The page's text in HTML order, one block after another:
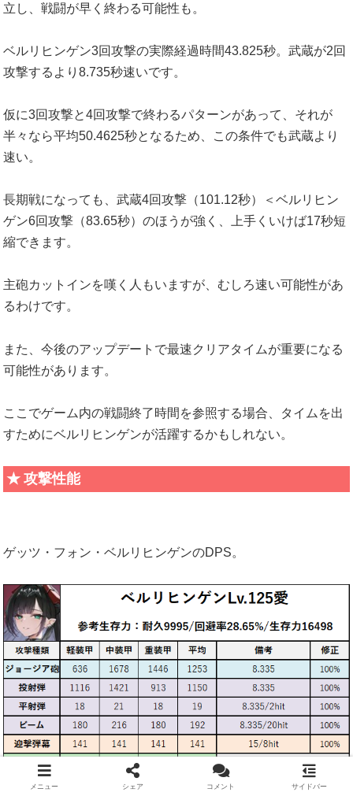
立し、戦闘が早く終わる可能性も。
ベルリヒンゲン3回攻撃の実際経過時間43.825秒。武蔵が2回
攻撃するより8.735秒速いです。
仮に3回攻撃と4回攻撃で終わるパターンがあって、それが
半々なら平均50.4625秒となるため、この条件でも武蔵より
速い。
長期戦になっても、武蔵4回攻撃（101.12秒）＜ベルリヒン
ゲン6回攻撃（83.65秒）のほうが強く、上手くいけば17秒短
縮できます。
主砲カットインを嘆く人もいますが、むしろ速い可能性があ
るわけです。
また、今後のアップデートで最速クリアタイムが重要になる
可能性があります。
ここでゲーム内の戦闘終了時間を参照する場合、タイムを出
すためにベルリヒンゲンが活躍するかもしれない。
攻撃性能
ゲッツ・フォン・ベルリヒンゲンのDPS。
メニュー シェア コメント サイドバー